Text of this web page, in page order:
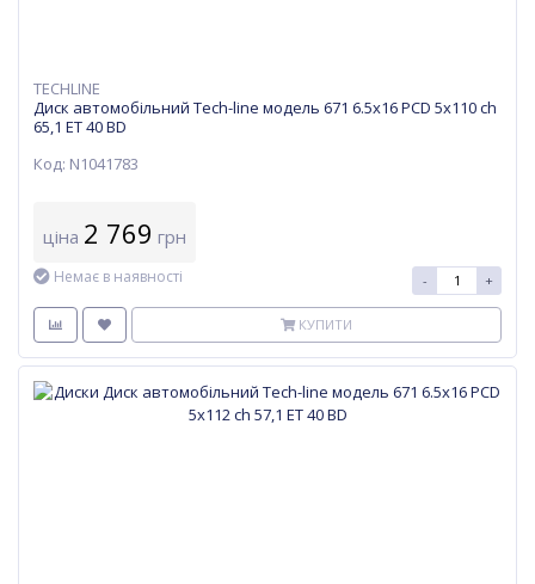
TECHLINE
Диск автомобільний Tech-line модель 671 6.5х16 PCD 5x110 ch
65,1 ET 40 BD
Код: N1041783
ціна 2 769 грн
Немає в наявності - +
КУПИТИ